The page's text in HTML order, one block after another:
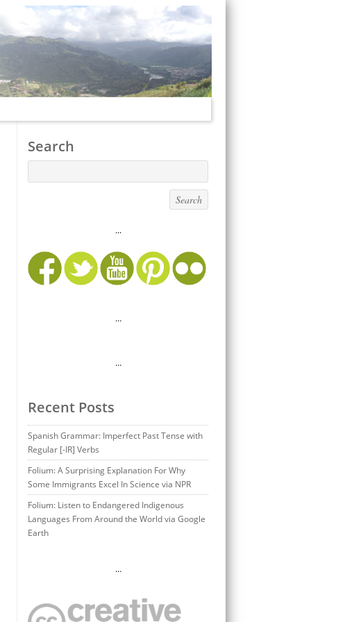
Search
...
…
…
Recent Posts
Spanish Grammar: Imperfect Past Tense with
Regular [-IR] Verbs
Folium: A Surprising Explanation For Why
Some Immigrants Excel In Science via NPR
Folium: Listen to Endangered Indigenous
Languages From Around the World via Google
Earth
…